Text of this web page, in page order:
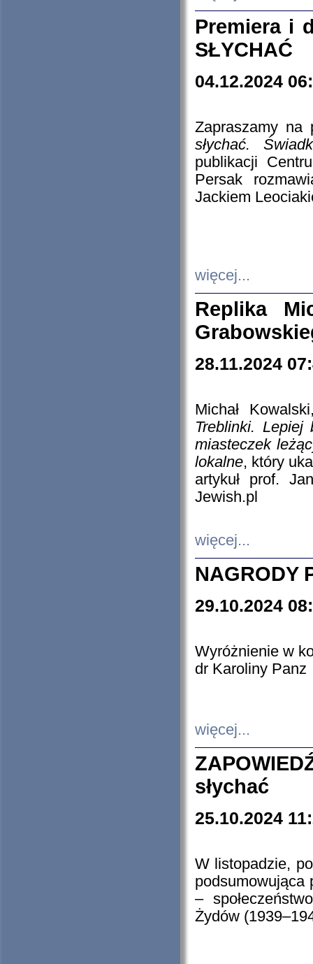
Premiera i
SŁYCHAĆ
04.12.2024
Zapraszamy
słychać.
publikacji
Persak
Jackiem
więcej...
Replika
28.11.2024
Michał
Treblinki. Lepiej
miasteczek
lokalne, który
artykuł prof.
Jewish.pl
więcej...
NAGRODY
29.10.2024
Wyróżnienie w
dr Karoliny Panz
więcej...
słychać
25.10.2024
W listopadzie,
podsumowująca
–
Żydów